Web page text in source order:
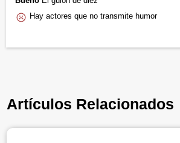
Hay actores que no transmite humor
Artículos Relacionados